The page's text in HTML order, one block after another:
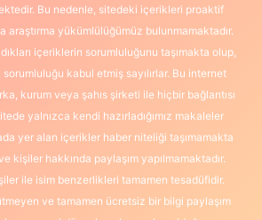
Bu nedenle, sitedeki içerikleri proaktif
araştırma yükümlülüğümüz bulunmamaktadır.
içeriklerin sorumluluğunu taşımakta olup,
kabul etmiş sayılırlar. Bu internet
kurum veya şahıs şirketi ile hiçbir bağlantısı
yalnızca kendi hazırladığımız makaleler
yer alan içerikler haber niteliği taşımamakta
kişiler hakkında paylaşım yapılmamaktadır.
ile isim benzerlikleri tamamen tesadüfidir.
ve tamamen ücretsiz bir bilgi paylaşım